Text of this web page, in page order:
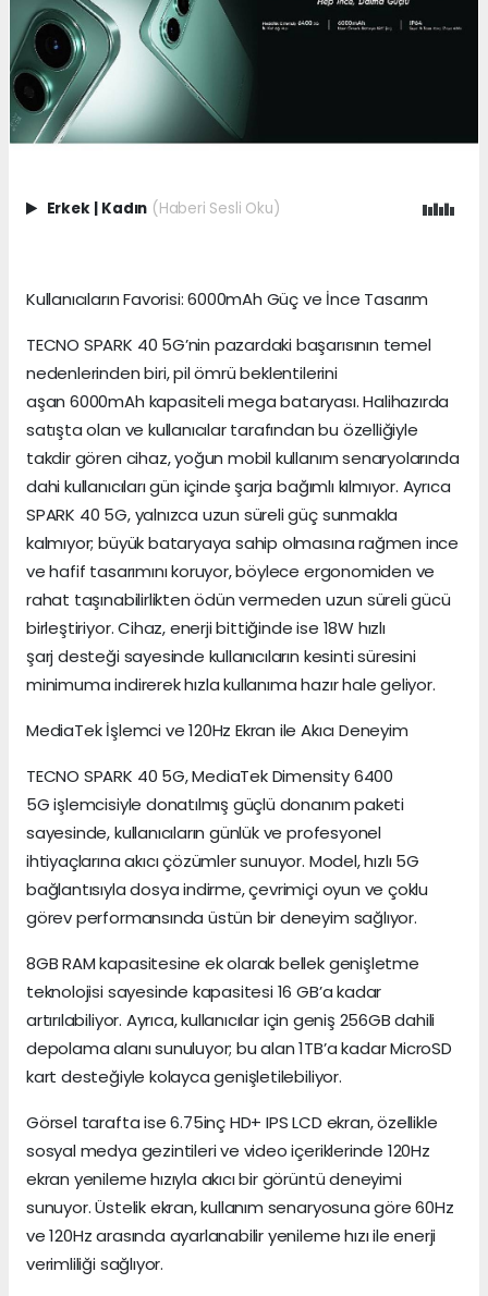
Erkek | Kadın (Haberi Sesli Oku)
Kullanıcıların Favorisi: 6000mAh Güç ve İnce Tasarım
TECNO SPARK 40 5G’nin pazardaki başarısının temel
nedenlerinden biri, pil ömrü beklentilerini
aşan 6000mAh kapasiteli mega bataryası. Halihazırda
satışta olan ve kullanıcılar tarafından bu özelliğiyle
takdir gören cihaz, yoğun mobil kullanım senaryolarında
dahi kullanıcıları gün içinde şarja bağımlı kılmıyor. Ayrıca
SPARK 40 5G, yalnızca uzun süreli güç sunmakla
kalmıyor; büyük bataryaya sahip olmasına rağmen ince
ve hafif tasarımını koruyor, böylece ergonomiden ve
rahat taşınabilirlikten ödün vermeden uzun süreli gücü
birleştiriyor. Cihaz, enerji bittiğinde ise 18W hızlı
şarj desteği sayesinde kullanıcıların kesinti süresini
minimuma indirerek hızla kullanıma hazır hale geliyor.
MediaTek İşlemci ve 120Hz Ekran ile Akıcı Deneyim
TECNO SPARK 40 5G, MediaTek Dimensity 6400
5G işlemcisiyle donatılmış güçlü donanım paketi
sayesinde, kullanıcıların günlük ve profesyonel
ihtiyaçlarına akıcı çözümler sunuyor. Model, hızlı 5G
bağlantısıyla dosya indirme, çevrimiçi oyun ve çoklu
görev performansında üstün bir deneyim sağlıyor.
8GB RAM kapasitesine ek olarak bellek genişletme
teknolojisi sayesinde kapasitesi 16 GB’a kadar
artırılabiliyor. Ayrıca, kullanıcılar için geniş 256GB dahili
depolama alanı sunuluyor; bu alan 1TB’a kadar MicroSD
kart desteğiyle kolayca genişletilebiliyor.
Görsel tarafta ise 6.75inç HD+ IPS LCD ekran, özellikle
sosyal medya gezintileri ve video içeriklerinde 120Hz
ekran yenileme hızıyla akıcı bir görüntü deneyimi
sunuyor. Üstelik ekran, kullanım senaryosuna göre 60Hz
ve 120Hz arasında ayarlanabilir yenileme hızı ile enerji
verimliliği sağlıyor.